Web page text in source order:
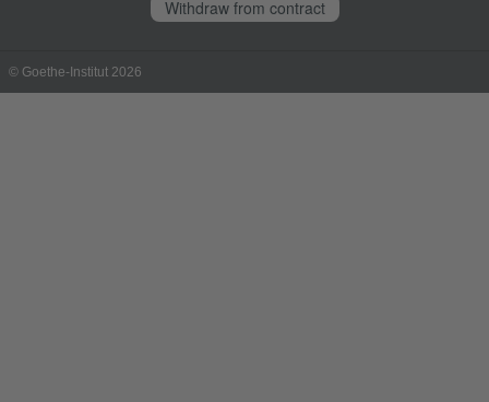
Withdraw from contract
© Goethe-Institut 2026